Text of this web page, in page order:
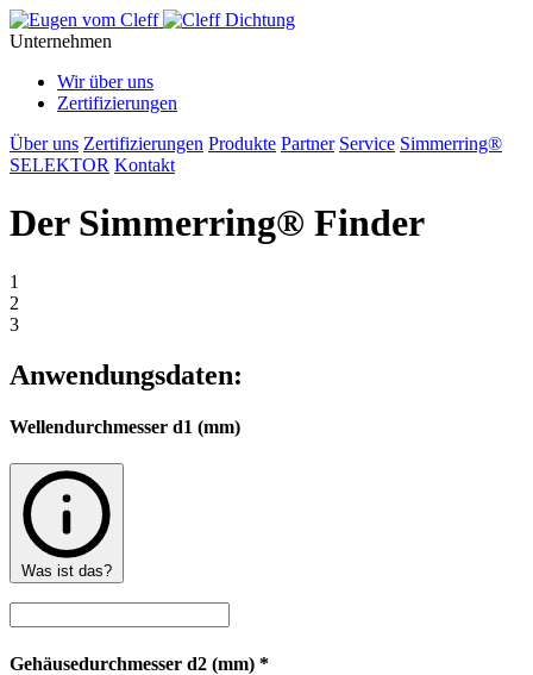
Unternehmen
Wir über uns
Zertifizierungen
Über uns Zertifizierungen Produkte Partner Service Simmerring®
SELEKTOR Kontakt
Der Simmerring® Finder
1
2
3
Anwendungsdaten:
Wellendurchmesser d1 (mm)
Was ist das?
Gehäusedurchmesser d2 (mm) *